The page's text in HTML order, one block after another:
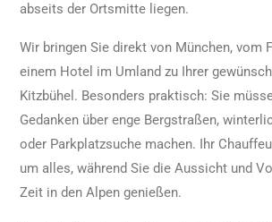
abseits der Ortsmitte liegen.
Wir bringen Sie direkt von München, vom
einem Hotel im Umland zu Ihrer
Kitzbühel. Besonders praktisch: Sie
Gedanken über enge Bergstraßen,
oder Parkplatzsuche machen. Ihr
um alles, während Sie die Aussicht und
Zeit in den Alpen genießen.